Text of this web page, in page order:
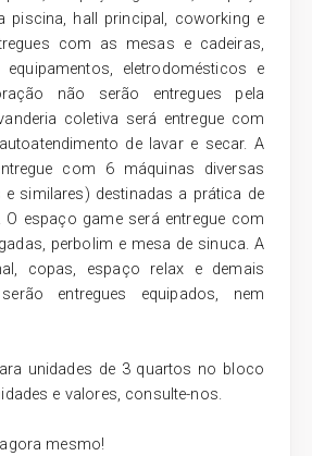
piscina, hall principal, coworking e
com as mesas e cadeiras,
eletrodomésticos e
não serão entregues pela
coletiva será entregue com
de lavar e secar. A
com 6 máquinas diversas
e similares) destinadas a prática de
O espaço game será entregue com
perbolim e mesa de sinuca. A
copas, espaço relax e demais
entregues equipados, nem
unidades de 3 quartos no bloco
e valores, consulte-nos.
mesmo!